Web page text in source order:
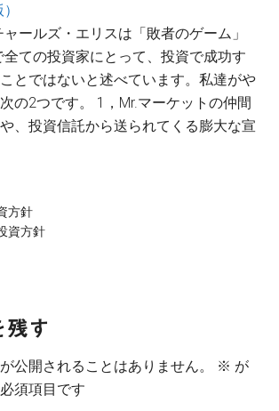
ャールズ・エリスは「敗者のゲーム」
全ての投資家にとって、投資で成功す
とではないと述べています。私達がや
の2つです。 1，Mr.マーケットの仲間
、投資信託から送られてくる膨大な宣
方針
資方針
残す
公開されることはありません。 ※ が
須項目です